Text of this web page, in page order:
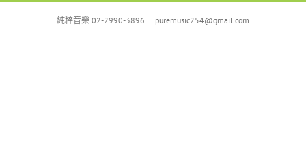
Skip
純粹音樂 02-2990-3896 | puremusic254@gmail.com